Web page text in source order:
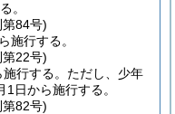
。
第84号)
施行する。
第22号)
行する。 ただし、少年
日から施行する。
第82号)